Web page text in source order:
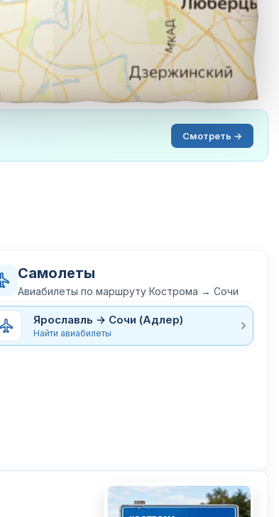
Смотреть →
Самолеты
Авиабилеты по маршруту Кострома → Сочи
Ярославль → Сочи (Адлер)
Найти авиабилеты